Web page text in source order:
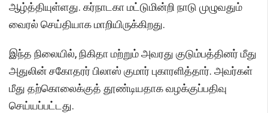
ஆழ்த்தியுள்ளது. கர்நாடகா மட்டுமின்றி நாடு முழுவதும்
வைரல் செய்தியாக மாறியிருக்கிறது.
இந்த நிலையில், நிகிதா மற்றும் அவரது குடும்பத்தினர் மீது
அதுலின் சகோதரர் பிலாஸ் குமார் புகாரளித்தார். அவர்கள்
மீது தற்கொலைக்குத் தூண்டியதாக வழக்குப்பதிவு
செய்யப்பட்டது.